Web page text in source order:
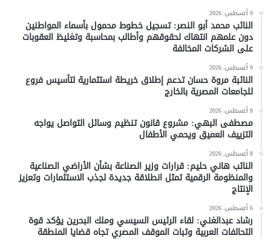
9 أغسطس، 2026
النائب محمد أبو النصر: تسجيل خطوط محمول بأسماء المواطنين
دون علمهم انتهاك لحقوقهم وأطالب بمحاسبة وتغليظ العقوبات
على الشركات المخالفة
9 أغسطس، 2026
النائبة مروة حسان تدعم إطلاق خريطة استثمارية لتأسيس فروع
للجامعات المصرية بالخارج
8 أغسطس، 2026
مصطفى البهي: مشروع قانون تنظيم وسائل التواصل يواجه
التزييف العميق ويحمي الأطفال
8 أغسطس، 2026
النائب هاني حليم: قرارات وزير الصناعة بشأن الأراضي الصناعية
والمنظومة الرقمية تمثل انطلاقة جديدة لجذب الاستثمارات وتعزيز
الإنتاج
6 أغسطس، 2026
رشاد عبدالغني: لقاء الرئيس السيسي وملك البحرين يؤكد قوة
التحالفات العربية وثبات الموقف المصري تجاه قضايا المنطقة